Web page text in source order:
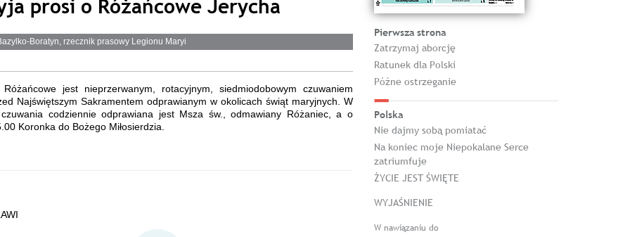
prosi o Różańcowe Jerycha
Boratyn, rzecznik prasowy Legionu Maryi
jest nieprzerwanym, rotacyjnym, siedmiodobowym czuwaniem
Najświętszym Sakramentem odprawianym w okolicach świąt maryjnych. W
codziennie odprawiana jest Msza św., odmawiany Różaniec, a o
Koronka do Bożego Miłosierdzia.
Pierwsza strona
Zatrzymaj aborcję
Ratunek dla Polski
Późne ostrzeganie
Polska
Nie dajmy sobą pomiatać
Na koniec moje Niepokalane Serce
zatriumfuje
ŻYCIE JEST ŚWIĘTE
WYJAŚNIENIE
W nawiązaniu do